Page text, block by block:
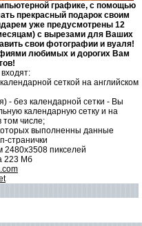
графике, с помощью
прекрасный подарок своим
уже предусмотрены 12
с вырезами для Ваших
свои фотографии и вуаля!
любимых и дорогих Вам
сеткой на английском
- без календарной сетки - Вы
календарную сетку и на
том числе;
выполненны данные
странички
2480х3508 пикселей
223 Мб